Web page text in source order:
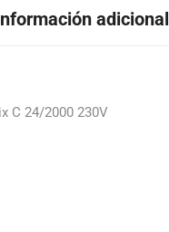
adicional
C 24/2000 230V